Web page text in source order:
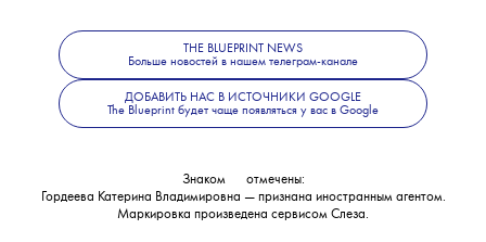
не уточнило. В Следственном комитете
также сообщили, что решается вопрос
об объявлении журналистки
в международный розыск.
THE BLUEPRINT NEWS
Больше новостей в нашем телеграм-канале
ДОБАВИТЬ НАС В ИСТОЧНИКИ GOOGLE
The Blueprint будет чаще появляться у вас в Google
Знаком
отмечены:
Гордеева Катерина Владимировна — признана иностранным агентом.
Маркировка произведена сервисом Слеза.